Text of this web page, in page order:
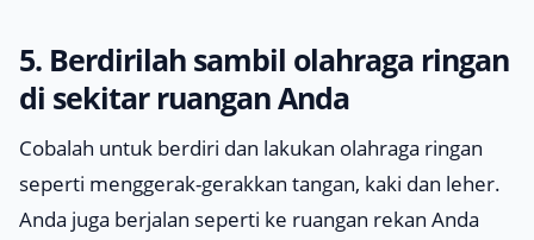
5. Berdirilah sambil olahraga ringan
di sekitar ruangan Anda
Cobalah untuk berdiri dan lakukan olahraga ringan
seperti menggerak-gerakkan tangan, kaki dan leher.
Anda juga berjalan seperti ke ruangan rekan Anda